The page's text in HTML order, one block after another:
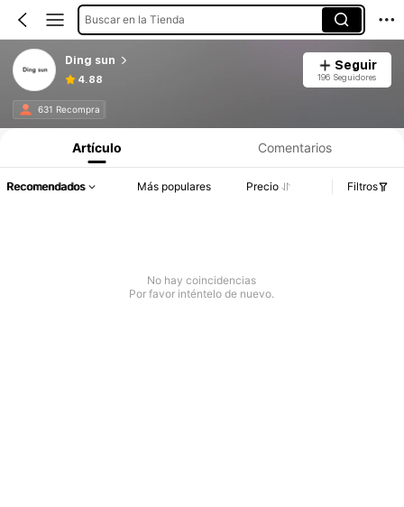
Buscar en la Tienda
Ding sun
4.88
Seguir
196 Seguidores
631 Recompra
Artículo Comentarios
Recomendados Más populares Precio Filtros
No hay coincidencias
Por favor inténtelo de nuevo.